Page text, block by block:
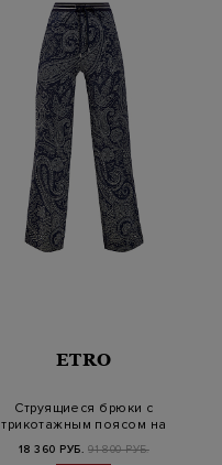
ETRO
Струящиеся брюки с
трикотажным поясом на
кулиске
18 360 РУБ. 91 800 РУБ.